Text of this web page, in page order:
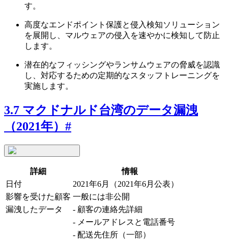
す。
高度なエンドポイント保護と侵入検知ソリューション
を展開し、マルウェアの侵入を速やかに検知して防止
します。
潜在的なフィッシングやランサムウェアの脅威を認識
し、対応するための定期的なスタッフトレーニングを
実施します。
3.7 マクドナルド台湾のデータ漏洩
（2021年） #
詳細
情報
日付
2021年6月（2021年6月公表）
影響を受けた顧客 一般には非公開
漏洩したデータ
- 顧客の連絡先詳細
- メールアドレスと電話番号
- 配送先住所（一部）